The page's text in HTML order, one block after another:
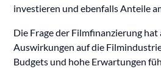
investieren und ebenfalls Anteile
Die Frage der Filmfinanzierung hat
Auswirkungen auf die
Budgets und hohe Erwartungen